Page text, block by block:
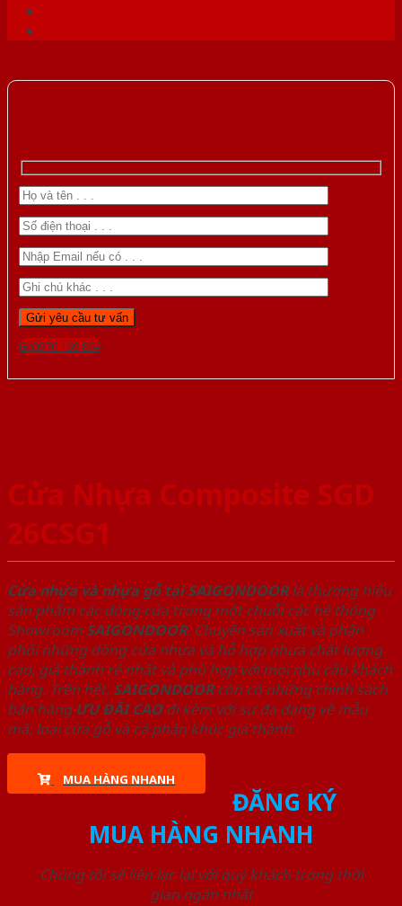
Gọi 0976.169.864
Cửa Nhựa Composite SGD
26CSG1
Cửa nhựa và nhựa gỗ tại SAIGONDOORlà thương hiệu
sản phẩm các dòng cửa trong một chuỗi các hệ thống
Showroom SAIGONDOOR. Chuyên sản xuất và phân
phối những dòng cửa nhựa và hỗ hợp nhựa chất lượng
cao, giá thành rẻ nhất và phù hợp với mọi nhu cầu khách
hàng. Trên hết, SAIGONDOORcòn có những chính sách
bán hàng ƯU ĐÃI CAOđi kèm với sự đa dạng về mẫu
mã, loại cửa gỗ và cả phân khúc giá thành.
MUA HÀNG NHANH
ĐĂNG KÝ
MUA HÀNG NHANH
Chúng tôi sẽ liên lạc lại với quý khách trong thời
gian ngắn nhất